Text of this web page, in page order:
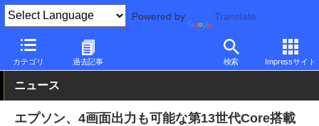
Powered by Translate
カテゴリ 過去記事 検索 Impressサイト
PC Watch パソコン/タブレット/スマートフォン NUC/小型パソコ
ニュース
エプソン、4画面出力も可能な第13世代Core搭載